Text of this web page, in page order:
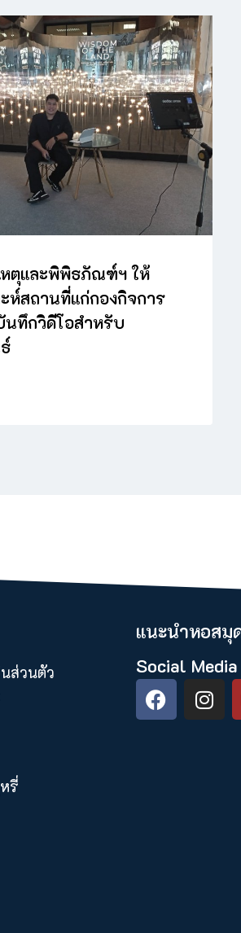
หตุและพิพิธภัณฑ์ฯ ให้
ห์สถานที่แก่กองกิจการ
นทึกวิดีโอสำหรับ
ส่วนตัว
รี่
แนะนำหอสมุ
Social Media